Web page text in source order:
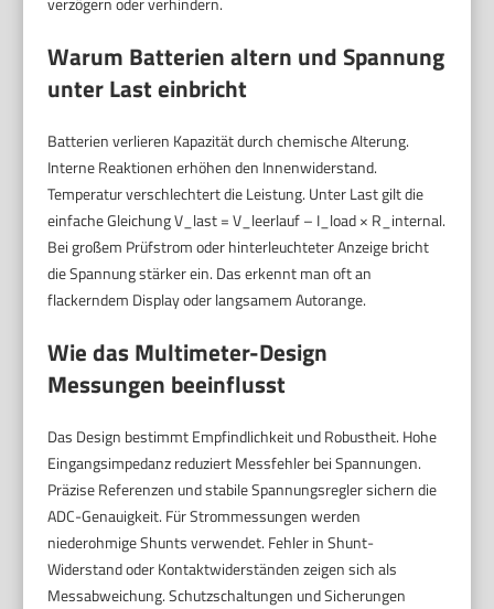
Warum Batterien altern und Spannung
unter Last einbricht
Batterien verlieren Kapazität durch chemische Alterung.
Interne Reaktionen erhöhen den Innenwiderstand.
Temperatur verschlechtert die Leistung. Unter Last gilt die
einfache Gleichung V_last = V_leerlauf – I_load × R_internal.
Bei großem Prüfstrom oder hinterleuchteter Anzeige bricht
die Spannung stärker ein. Das erkennt man oft an
flackerndem Display oder langsamem Autorange.
Wie das Multimeter-Design
Messungen beeinflusst
Das Design bestimmt Empfindlichkeit und Robustheit. Hohe
Eingangsimpedanz reduziert Messfehler bei Spannungen.
Präzise Referenzen und stabile Spannungsregler sichern die
ADC-Genauigkeit. Für Strommessungen werden
niederohmige Shunts verwendet. Fehler in Shunt-
Widerstand oder Kontaktwiderständen zeigen sich als
Messabweichung. Schutzschaltungen und Sicherungen